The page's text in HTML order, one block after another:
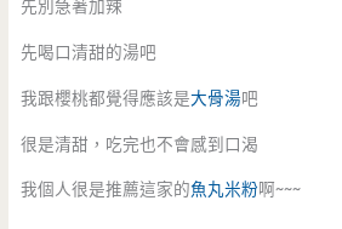
先別急著加辣
先喝口清甜的湯吧
我跟櫻桃都覺得應該是大骨湯吧
很是清甜，吃完也不會感到口渴
我個人很是推薦這家的魚丸米粉啊~~~